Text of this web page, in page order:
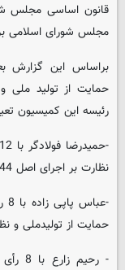
قانون اساسی مجلس
مجلس شورای اسلامی
براساس این گزارش
رئیسه این کمیسیون
نظارت بر اجرای اصل 44 قانون اساسی
-
حمایت از تولیدملی و نظارت بر
-